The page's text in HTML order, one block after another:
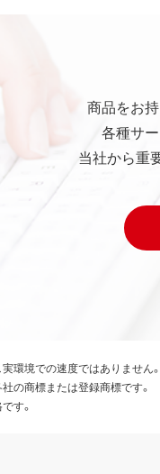
商品をお
各種サ
当社から重
環境での速度ではありません。
の商標または登録商標です。
す。